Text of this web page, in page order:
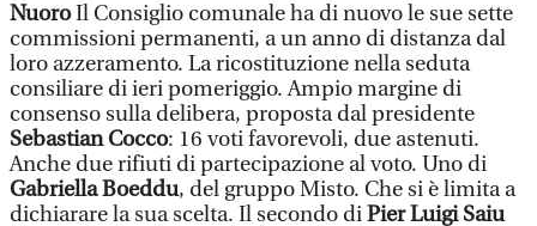
NuoroIl Consiglio comunale ha di nuovo le sue sette
commissioni permanenti, a un anno di distanza dal
loro azzeramento. La ricostituzione nella seduta
consiliare di ieri pomeriggio. Ampio margine di
consenso sulla delibera, proposta dal presidente
Sebastian Cocco: 16 voti favorevoli, due astenuti.
Anche due rifiuti di partecipazione al voto. Uno di
Gabriella Boeddu, del gruppo Misto. Che si è limita a
dichiarare la sua scelta. Il secondo diPier Luigi Saiu